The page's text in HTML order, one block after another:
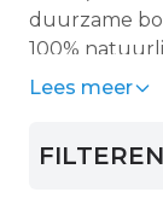
duurzame
100%
afbreekbaar.
ontvangen
Lees meer
FILTEREN